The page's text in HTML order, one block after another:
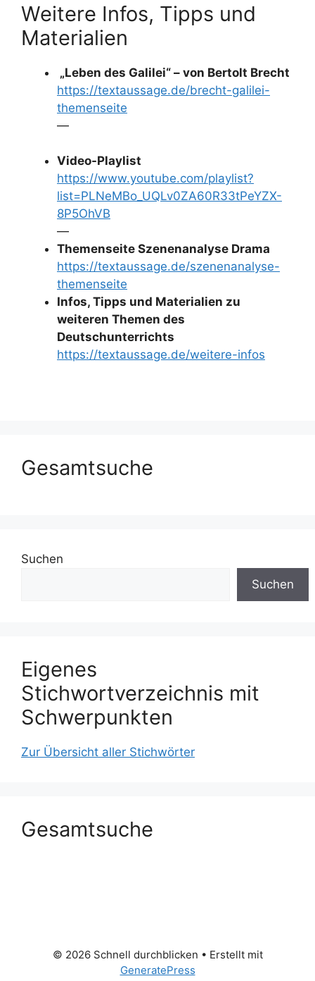
Weitere Infos, Tipps und
Materialien
„Leben des Galilei“ – von Bertolt Brecht
https://textaussage.de/brecht-galilei-
themenseite
—
Video-Playlist
https://www.youtube.com/playlist?
list=PLNeMBo_UQLv0ZA60R33tPeYZX-
8P5OhVB
—
Themenseite Szenenanalyse Drama
https://textaussage.de/szenenanalyse-
themenseite
Infos, Tipps und Materialien zu
weiteren Themen des
Deutschunterrichts
https://textaussage.de/weitere-infos
Gesamtsuche
Suchen
Suchen
Eigenes
Stichwortverzeichnis mit
Schwerpunkten
Zur Übersicht aller Stichwörter
Gesamtsuche
© 2026 Schnell durchblicken • Erstellt mit
GeneratePress